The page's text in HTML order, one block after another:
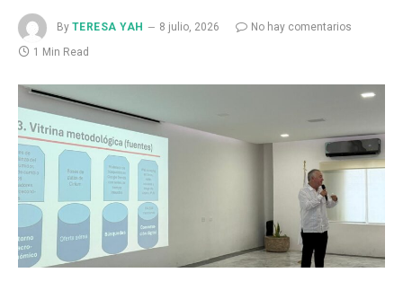
By TERESA YAH 8 julio, 2026
No hay comentarios
1 Min Read